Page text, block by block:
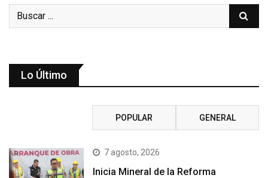
Lo Último
POPULAR GENERAL
7 agosto, 2026
Inicia Mineral de la Reforma